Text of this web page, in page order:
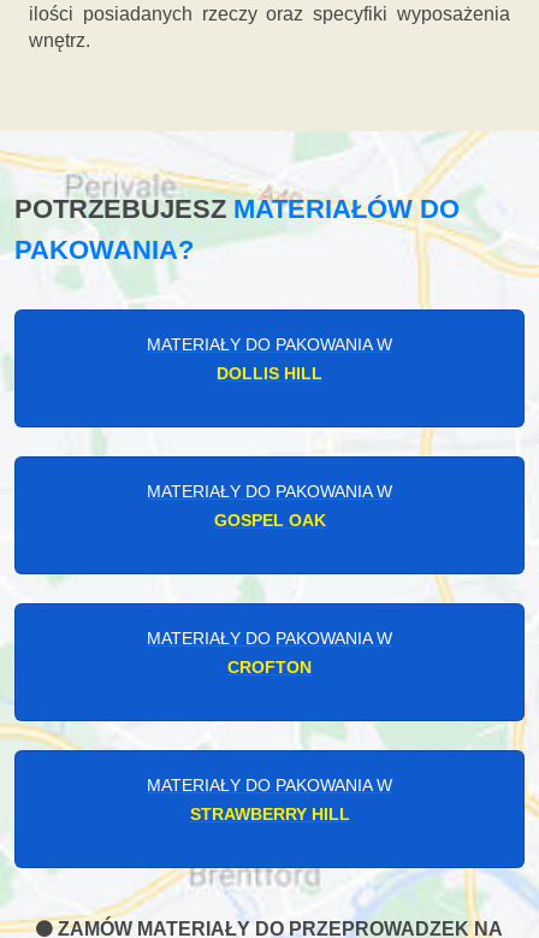
ilości posiadanych rzeczy oraz specyfiki wyposażenia
wnętrz.
POTRZEBUJESZMATERIAŁÓW DO
PAKOWANIA?
MATERIAŁY DO PAKOWANIA W
DOLLIS HILL
MATERIAŁY DO PAKOWANIA W
GOSPEL OAK
MATERIAŁY DO PAKOWANIA W
CROFTON
MATERIAŁY DO PAKOWANIA W
STRAWBERRY HILL
ZAMÓW MATERIAŁY DO PRZEPROWADZEK NA